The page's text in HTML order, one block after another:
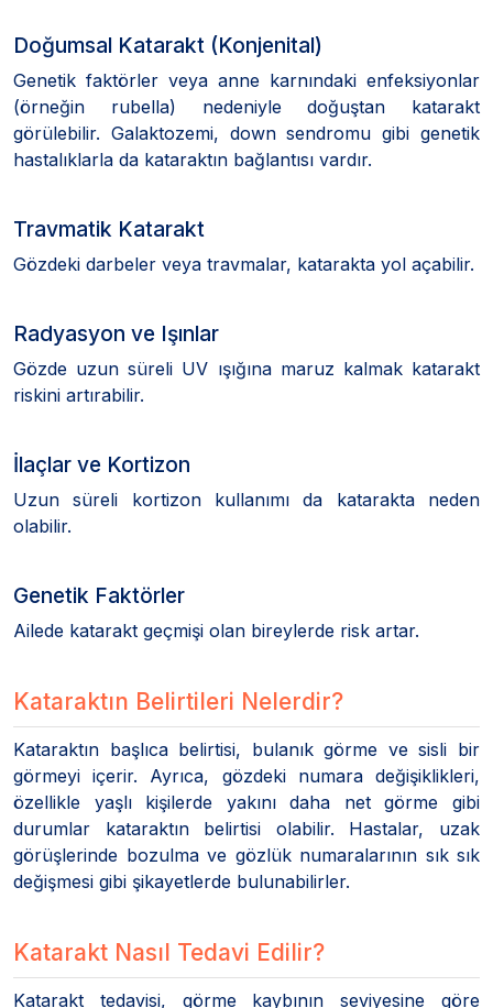
Doğumsal Katarakt (Konjenital)
Genetik faktörler veya anne karnındaki enfeksiyonlar
(örneğin rubella) nedeniyle doğuştan katarakt
görülebilir. Galaktozemi, down sendromu gibi genetik
hastalıklarla da kataraktın bağlantısı vardır.
Travmatik Katarakt
Gözdeki darbeler veya travmalar, katarakta yol açabilir.
Radyasyon ve Işınlar
Gözde uzun süreli UV ışığına maruz kalmak katarakt
riskini artırabilir.
İlaçlar ve Kortizon
Uzun süreli kortizon kullanımı da katarakta neden
olabilir.
Genetik Faktörler
Ailede katarakt geçmişi olan bireylerde risk artar.
Kataraktın Belirtileri Nelerdir?
Kataraktın başlıca belirtisi, bulanık görme ve sisli bir
görmeyi içerir. Ayrıca, gözdeki numara değişiklikleri,
özellikle yaşlı kişilerde yakını daha net görme gibi
durumlar kataraktın belirtisi olabilir. Hastalar, uzak
görüşlerinde bozulma ve gözlük numaralarının sık sık
değişmesi gibi şikayetlerde bulunabilirler.
Katarakt Nasıl Tedavi Edilir?
Katarakt tedavisi, görme kaybının seviyesine göre